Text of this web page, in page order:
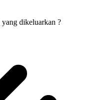
yang dikeluarkan ?